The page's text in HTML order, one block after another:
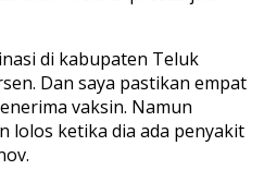
di kabupaten Teluk
Dan saya pastikan empat
vaksin. Namun
lolos ketika dia ada penyakit